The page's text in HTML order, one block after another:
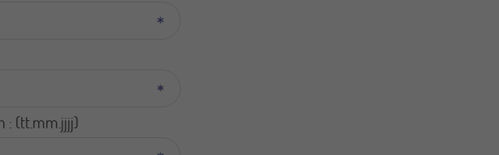
: (tt.mm.jjjj)